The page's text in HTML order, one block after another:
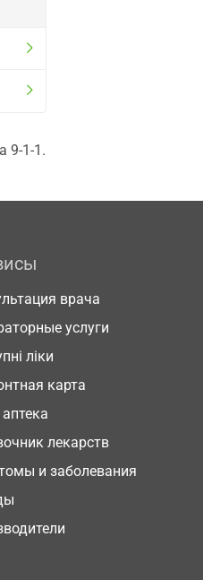
9-1-1.
врача
услуги
ліки
карта
лекарств
и заболевания